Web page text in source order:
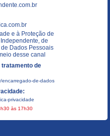
e à Proteção de
de
Dados Pessoais
desse canal
tratamento de
encarregado-de-dados
privacidade
às 17h30